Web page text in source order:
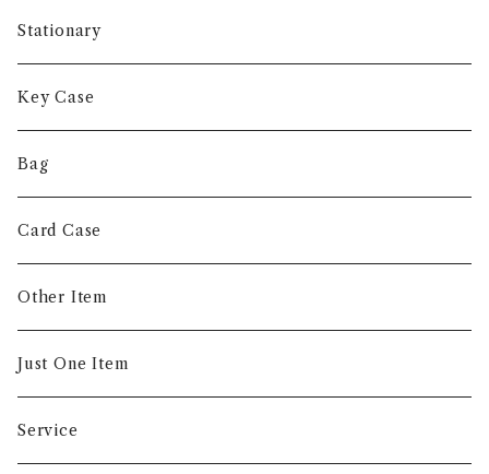
Long Wallet
Short Wallet
Coin Case
Money Clip
Stationary
Key Case
Bag
Card Case
Other Item
Just One Item
Service